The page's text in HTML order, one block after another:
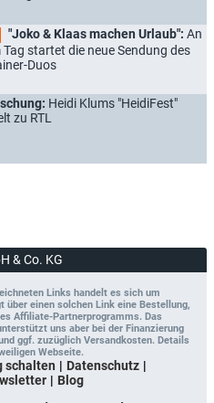
"Joko & Klaas machen Urlaub": An
Tag startet die neue Sendung des
Duos
Heidi Klums "HeidiFest"
zu RTL
& Co. KG
Links handelt es sich um
einen solchen Link eine Bestellung,
Affiliate-Partnerprogramms. Das
uns aber bei der Finanzierung
ggf. zuzüglich Versandkosten. Details
Webseite.
schalten
Datenschutz
Blog